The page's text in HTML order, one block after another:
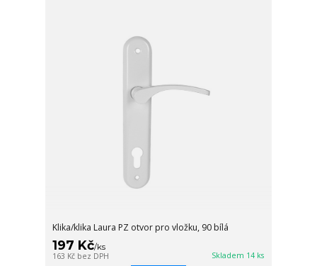
Klika/klika Laura PZ otvor pro vložku, 90 bílá
197 Kč/ks
163 Kč bez DPH Skladem 14 ks